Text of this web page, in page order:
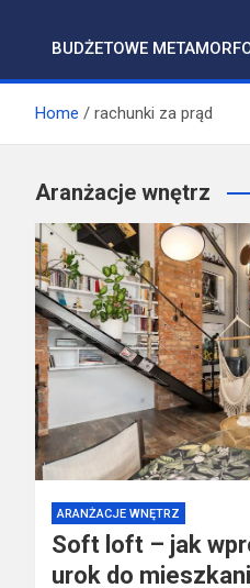
BUDŻETOWE
Home rachunki za prąd
Aranżacje wnętrz
ARANŻACJE WNĘTRZ
Soft loft – jak
urok do